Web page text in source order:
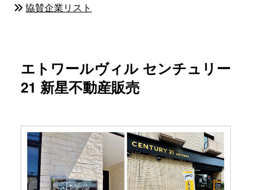
協賛企業リスト
エトワールヴィル センチュリー
21 新星不動産販売